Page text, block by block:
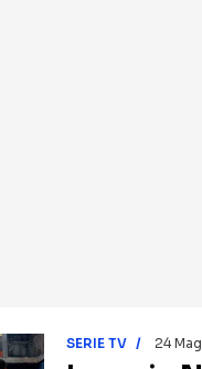
SERIE TV 24